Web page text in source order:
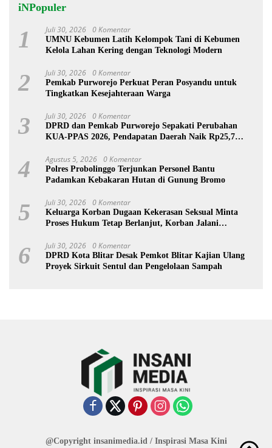
iNPopuler
1 Juli 30, 2026 0 Komentar
UMNU Kebumen Latih Kelompok Tani di Kebumen
Kelola Lahan Kering dengan Teknologi Modern
2 Juli 30, 2026 0 Komentar
Pemkab Purworejo Perkuat Peran Posyandu untuk
Tingkatkan Kesejahteraan Warga
3 Juli 30, 2026 0 Komentar
DPRD dan Pemkab Purworejo Sepakati Perubahan
KUA-PPAS 2026, Pendapatan Daerah Naik Rp25,7
4 Agustus 5, 2026 0 Komentar
Polres Probolinggo Terjunkan Personel Bantu
Padamkan Kebakaran Hutan di Gunung Bromo
5 Juli 30, 2026 0 Komentar
Keluarga Korban Dugaan Kekerasan Seksual Minta
Proses Hukum Tetap Berlanjut, Korban Jalani
6 Juli 30, 2026 0 Komentar
DPRD Kota Blitar Desak Pemkot Blitar Kajian Ulang
Proyek Sirkuit Sentul dan Pengelolaan Sampah
@Copyright insanimedia.id / Inspirasi Masa Kini